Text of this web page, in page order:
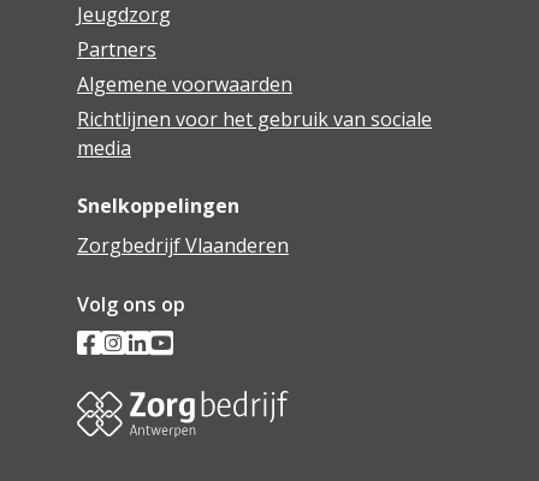
Jeugdzorg
Partners
Algemene voorwaarden
Richtlijnen voor het gebruik van sociale
media
Snelkoppelingen
Zorgbedrijf Vlaanderen
Volg ons op